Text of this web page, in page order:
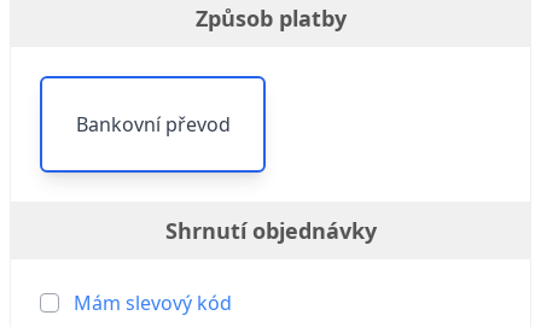
Způsob platby
Bankovní převod
Shrnutí objednávky
Mám slevový kód